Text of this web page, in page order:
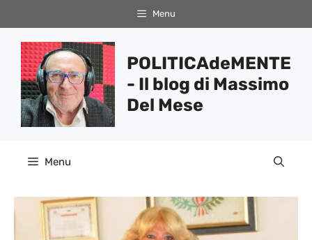
al
contenuto
Menu
POLITICAdeMENTE
- Il blog di Massimo
Del Mese
Menu